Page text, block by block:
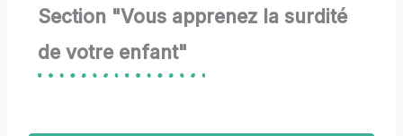
Section "Vous apprenez la surdité
de votre enfant"